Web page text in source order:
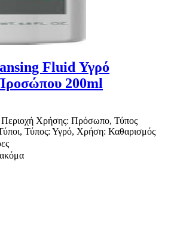
Fluid Υγρό
200ml
Χρήσης: Πρόσωπο, Τύπος
Τύπος: Υγρό, Χρήση: Καθαρισμός
ακόμα